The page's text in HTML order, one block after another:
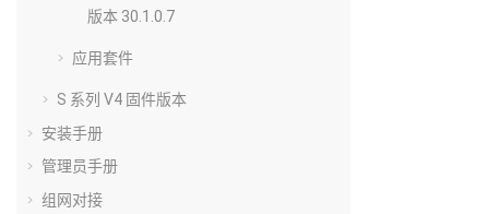
版本 30.1.0.7
应用套件
S 系列 V4 固件版本
安装手册
管理员手册
组网对接